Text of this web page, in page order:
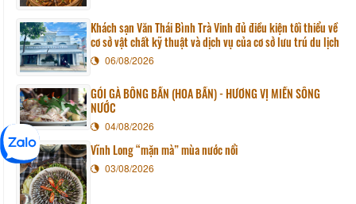
Khách sạn Văn Thái Bình Trà Vinh đủ điều kiện tối thiểu về
cơ sở vật chất kỹ thuật và dịch vụ của cơ sở lưu trú du lịch
06/08/2026
GỎI GÀ BÔNG BẦN (HOA BẦN) - HƯƠNG VỊ MIỀN SÔNG
NƯỚC
04/08/2026
Vĩnh Long “mặn mà” mùa nước nổi
03/08/2026